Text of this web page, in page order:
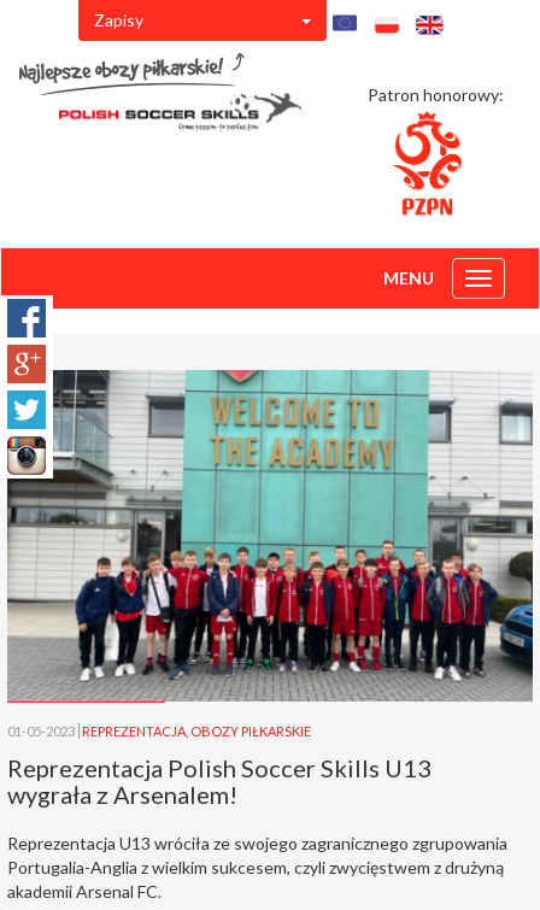
Zapisy
Patron honorowy:
Toggle
MENU
01-05-2023 REPREZENTACJA OBOZY PIŁKARSKIE
Reprezentacja Polish Soccer Skills U13
wygrała z Arsenalem!
Reprezentacja U13 wróciła ze swojego zagranicznego zgrupowania
Portugalia-Anglia z wielkim sukcesem, czyli zwycięstwem z drużyną
akademii Arsenal FC.